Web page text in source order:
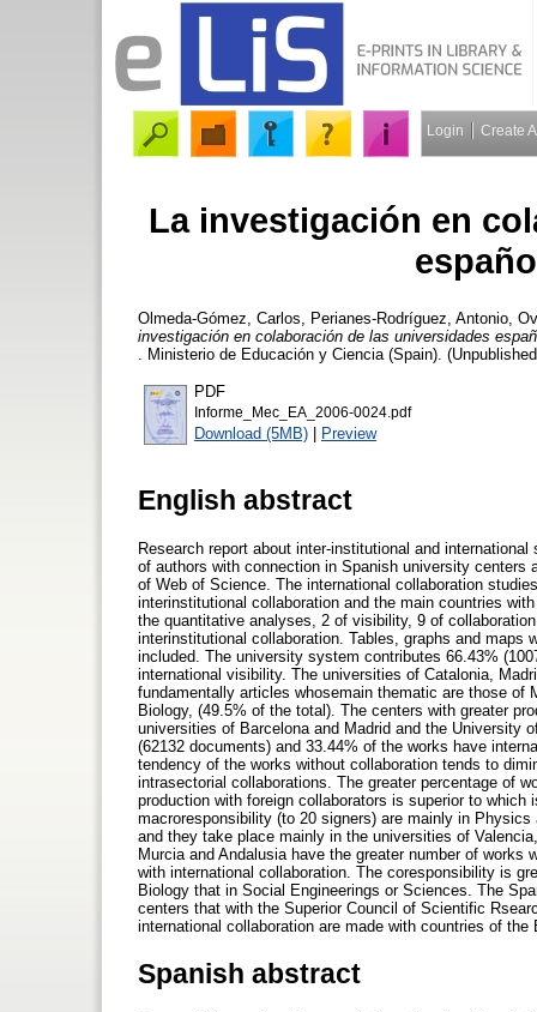
Login Create
La investigación en
Olmeda-Gómez, Carlos Perianes-Rodríguez, Antonio
investigación en colaboración de las universidades
. Ministerio de Educación y Ciencia (Spain).
PDF
Informe_Mec_EA_2006-0024.pdf
Download (5MB) | Preview
English abstract
Research report about inter-institutional and
of authors with connection in Spanish university centers
of Web of Science. The international collaboration
interinstitutional collaboration and the main countries
the quantitative analyses, 2 of visibility, 9 of
interinstitutional collaboration. Tables, graphs and
included. The university system contributes 66.43%
international visibility. The universities of Catalonia,
fundamentally articles whosemain thematic are those
Biology, (49.5% of the total). The centers with greater
universities of Barcelona and Madrid and the University
(62132 documents) and 33.44% of the works have
tendency of the works without collaboration tends to
intrasectorial collaborations. The greater percentage of
production with foreign collaborators is superior to
macroresponsibility (to 20 signers) are mainly in
and they take place mainly in the universities of
Murcia and Andalusia have the greater number of
with international collaboration. The coresponsibility is
Biology that in Social Engineerings or Sciences. The
centers that with the Superior Council of Scientific
international collaboration are made with countries of the
Spanish abstract